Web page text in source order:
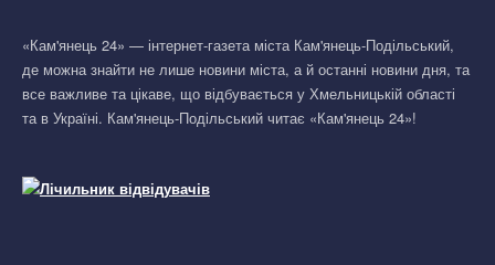
«Кам'янець 24» — інтернет-газета міста Кам'янець-Подільський,
де можна знайти не лише новини міста, а й останні новини дня, та
все важливе та цікаве, що відбувається у Хмельницькій області
та в Україні. Кам'янець-Подільський читає «Кам'янець 24»!